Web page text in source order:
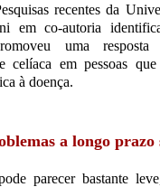
recentes da
em co-autoria
uma
celíaca em pessoas que
à doença.
a longo prazo
parecer bastante